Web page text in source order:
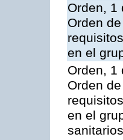
Orden, 1
Orden
en el
Orden, 1
Orden
en el